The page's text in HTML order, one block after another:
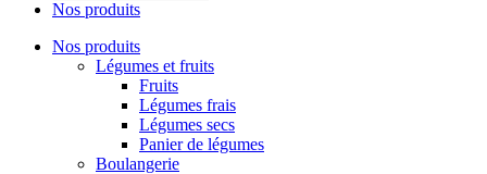
Nos produits
Nos produits
Légumes et fruits
Fruits
Légumes frais
Légumes secs
Panier de légumes
Boulangerie